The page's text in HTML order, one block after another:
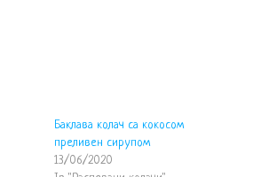
Баклава колач са кокосом
преливен сирупом
13/06/2020